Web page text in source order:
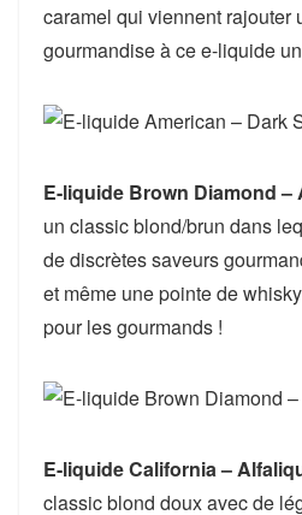
caramel qui viennent rajouter
gourmandise à ce e-liquide
E-liquide Brown Diamond –
un classic blond/brun dans
de discrètes saveurs
et même une pointe de
pour les gourmands !
E-liquide California –
classic blond doux avec de